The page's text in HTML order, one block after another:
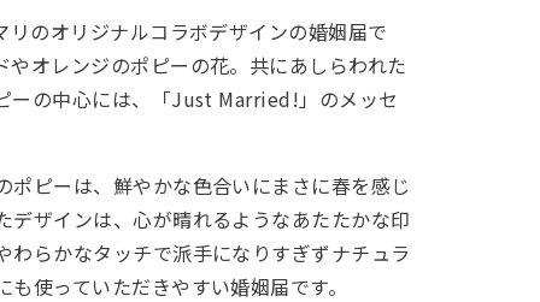
のオリジナルコラボデザインの婚姻届で
オレンジのポピーの花。共にあしらわれた
ーの中心には、「Just Married!」のメッセ
ポピーは、鮮やかな色合いにまさに春を感じ
デザインは、心が晴れるようなあたたかな印
わらかなタッチで派手になりすぎずナチュラ
使っていただきやすい婚姻届です。